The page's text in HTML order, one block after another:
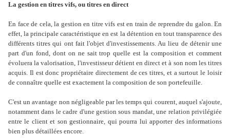
La gestion en titres vifs, ou titres en direct
En face de cela, la gestion en titre vifs est en train de reprendre du galon. En
effet, la principale caractéristique en est la détention en tout transparence des
différents titres qui ont fait l'objet d'investissements. Au lieu de détenir une
part d'un fond, dont on ne sait trop quelle est la composition et comment
évoluera la valorisation, l'investisseur détient en direct et à son nom les titres
acquis. Il est donc propriétaire directement de ces titres, et a surtout le loisir
de connaître quelle est exactement la composition de son portefeuille.
C'est un avantage non négligeable par les temps qui courent, auquel s'ajoute,
notamment dans le cadre d'une gestion sous mandat, une relation privilégiée
entre le client et son gestionnaire, qui pourra lui apporter des informations
bien plus détaillées encore.